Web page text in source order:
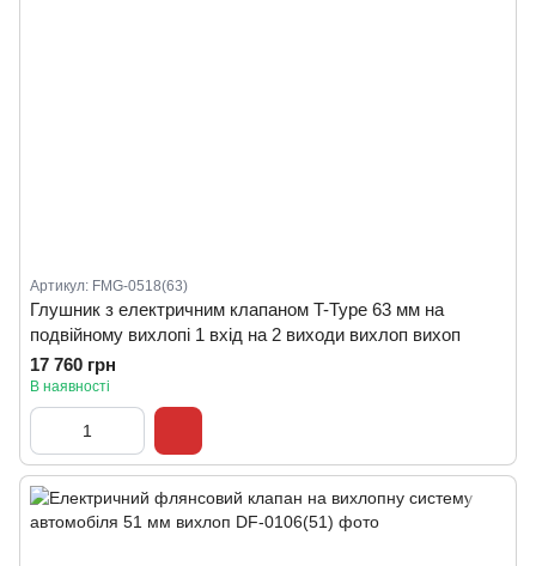
Артикул: FMG-0518(63)
Глушник з електричним клапаном T-Type 63 мм на
подвійному вихлопі 1 вхід на 2 виходи вихлоп вихоп
17 760 грн
В наявності